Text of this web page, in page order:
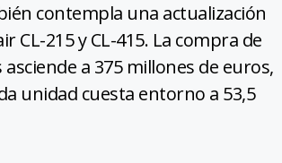
contempla una actualización
CL-215 y CL-415. La compra de
a 375 millones de euros,
unidad cuesta entorno a 53,5